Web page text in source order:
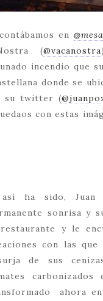
en
(@vacanostra
incendio que
donde se
su twitter (
con estas
ha sido, Juan
sonrisa y
y le
con las
de sus
ahora en